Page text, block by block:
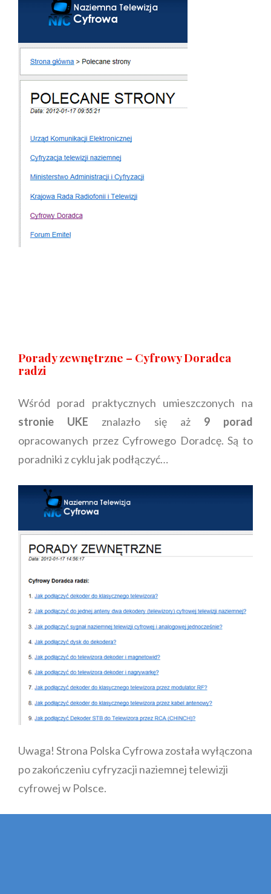
Porady zewnętrzne – Cyfrowy Doradca
radzi
Wśród porad praktycznych umieszczonych na
stronie UKE znalazło się aż 9 porad
opracowanych przez Cyfrowego Doradcę. Są to
poradniki z cyklu jak podłączyć…
Uwaga! Strona Polska Cyfrowa została wyłączona
po zakończeniu cyfryzacji naziemnej telewizji
cyfrowej w Polsce.